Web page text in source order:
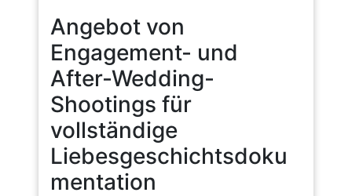
Angebot von
Engagement- und
After-Wedding-
Shootings für
vollständige
Liebesgeschichtsdoku
mentation